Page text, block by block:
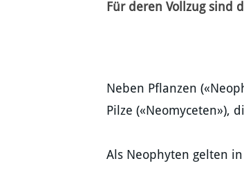
Für deren Vollzug sind
Neben Pflanzen (
Pilze («Neomyceten»),
Als Neophyten gelten